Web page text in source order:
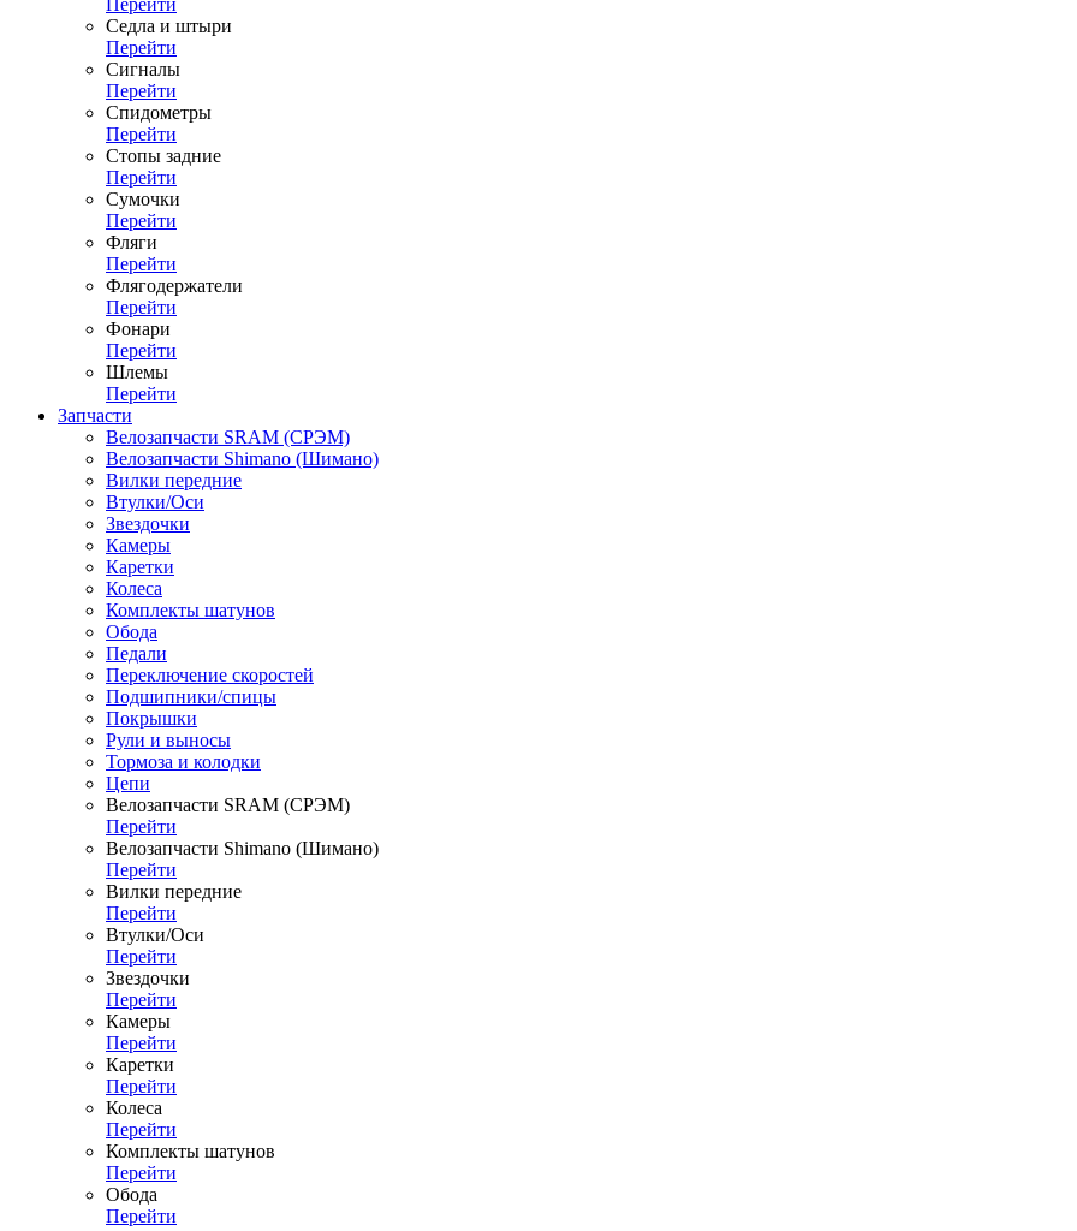
Перейти
Седла и штыри
Перейти
Сигналы
Перейти
Спидометры
Перейти
Стопы задние
Перейти
Сумочки
Перейти
Фляги
Перейти
Флягодержатели
Перейти
Фонари
Перейти
Шлемы
Перейти
Запчасти
Велозапчасти SRAM (СРЭМ)
Велозапчасти Shimano (Шимано)
Вилки передние
Втулки/Оси
Звездочки
Камеры
Каретки
Колеса
Комплекты шатунов
Обода
Педали
Переключение скоростей
Подшипники/спицы
Покрышки
Рули и выносы
Тормоза и колодки
Цепи
Велозапчасти SRAM (СРЭМ)
Перейти
Велозапчасти Shimano (Шимано)
Перейти
Вилки передние
Перейти
Втулки/Оси
Перейти
Звездочки
Перейти
Камеры
Перейти
Каретки
Перейти
Колеса
Перейти
Комплекты шатунов
Перейти
Обода
Перейти